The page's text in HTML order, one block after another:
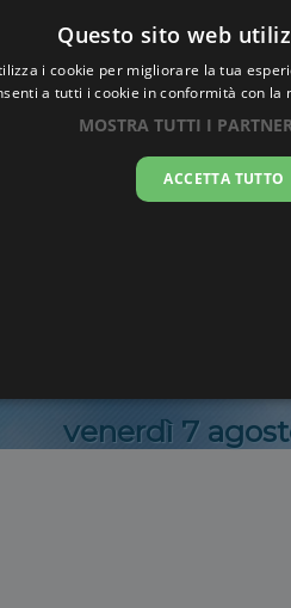
Esatta
venerdì 7
Questo sito web
i cookie per migliorare la tua
a tutti i cookie in conformità con la
MOSTRA TUTTI I
ACCETTA TUTTO